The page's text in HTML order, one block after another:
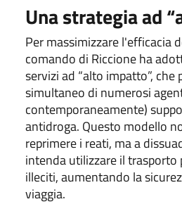
Una strategia ad
Per massimizzare l'efficacia
comando di Riccione ha
servizi ad “alto impatto”, che
simultaneo di numerosi
contemporaneamente)
antidroga. Questo modello
reprimere i reati, ma a
intenda utilizzare il trasporto
illeciti, aumentando la
viaggia.